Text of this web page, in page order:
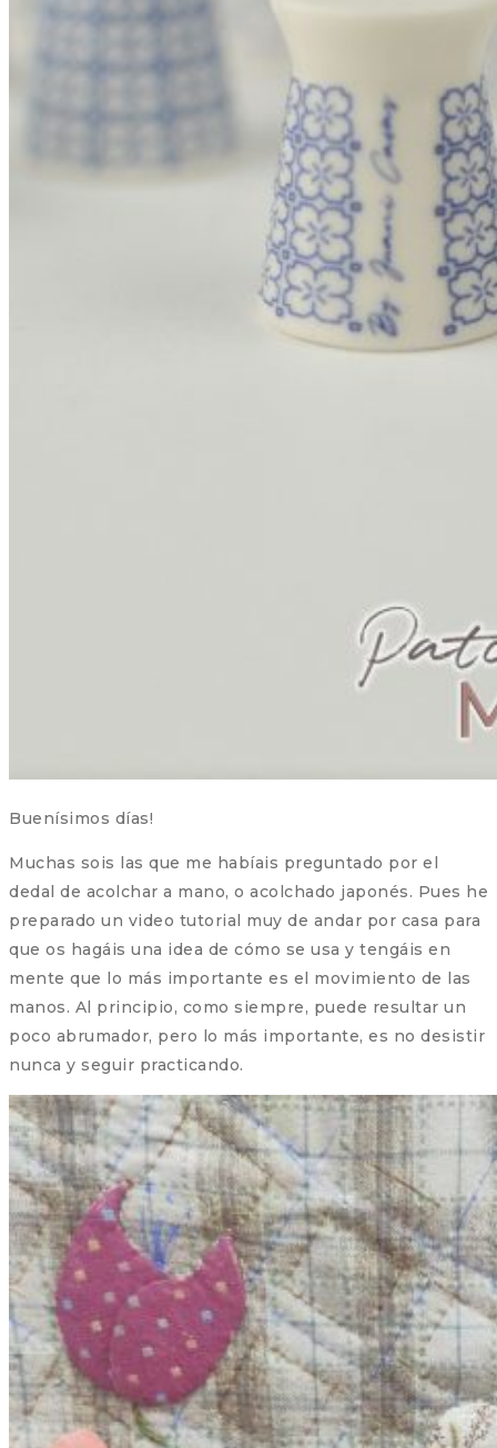
Buenísimos días!
Muchas sois las que me habíais preguntado por el
dedal de acolchar a mano, o acolchado japonés. Pues he
preparado un video tutorial muy de andar por casa para
que os hagáis una idea de cómo se usa y tengáis en
mente que lo más importante es el movimiento de las
manos. Al principio, como siempre, puede resultar un
poco abrumador, pero lo más importante, es no desistir
nunca y seguir practicando.